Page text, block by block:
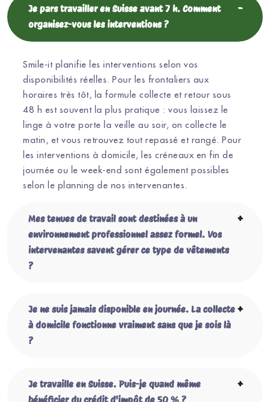
Je pars travailler en Suisse avant 7 h. Comment
organisez-vous les interventions ?
Smile-it planifie les interventions selon vos
disponibilités réelles. Pour les frontaliers aux
horaires très tôt, la formule collecte et retour sous
48 h est souvent la plus pratique : vous laissez le
linge à votre porte la veille au soir, on collecte le
matin, et vous retrouvez tout repassé et rangé. Pour
les interventions à domicile, les créneaux en fin de
journée ou le week-end sont également possibles
selon le planning de nos intervenantes.
Mes tenues de travail sont destinées à un
environnement professionnel assez formel. Vos
intervenantes savent gérer ce type de vêtements
?
Je ne suis jamais disponible en journée. La collecte
à domicile fonctionne vraiment sans que je sois là
?
Je travaille en Suisse. Puis-je quand même